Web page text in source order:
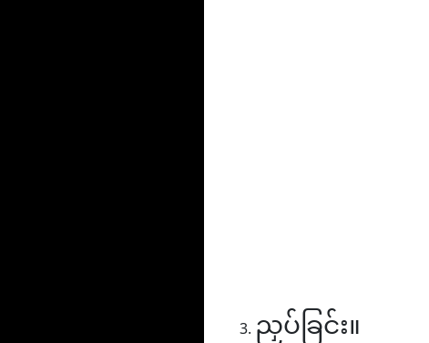
ညှပ်ခြင်း။